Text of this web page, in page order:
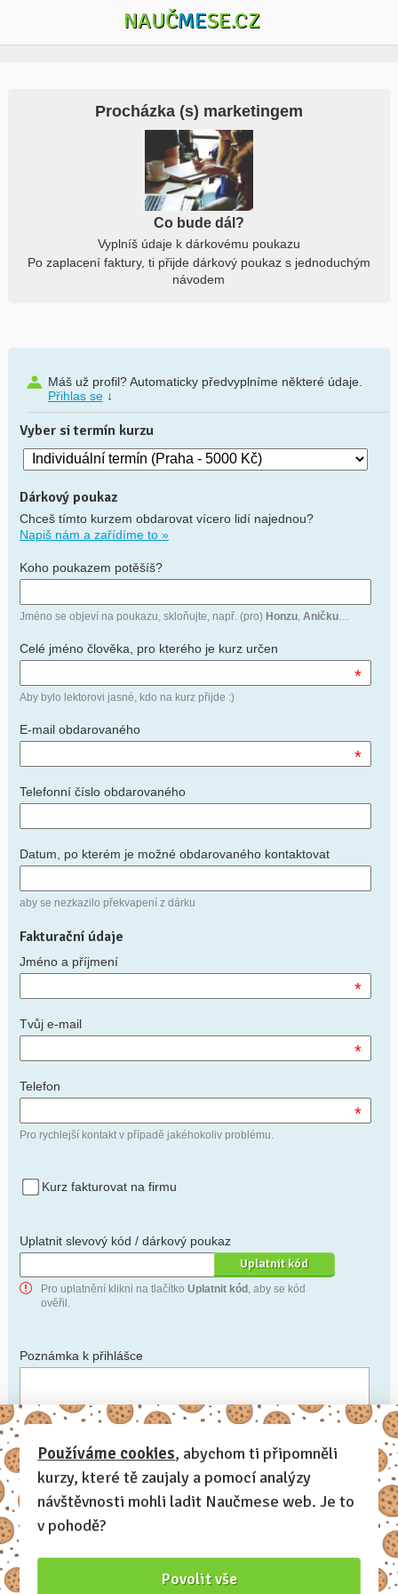
NAUČMESE.CZ
Procházka (s) marketingem
Co bude dál?
Vyplníš údaje k dárkovému poukazu
Po zaplacení faktury, ti přijde dárkový poukaz s jednoduchým
návodem
Máš už profil? Automaticky předvyplníme některé údaje.
Přihlas se↓
Vyber si termín kurzu
Dárkový poukaz
Chceš tímto kurzem obdarovat vícero lidí najednou?
Napiš nám a zařídíme to »
Koho poukazem potěšíš?
Jméno se objeví na poukazu, skloňujte, např. (pro) Honzu, Aničku…
Celé jméno člověka, pro kterého je kurz určen
*
Aby bylo lektorovi jasné, kdo na kurz přijde :)
E-mail obdarovaného
*
Telefonní číslo obdarovaného
Datum, po kterém je možné obdarovaného kontaktovat
aby se nezkazilo překvapení z dárku
Fakturační údaje
Jméno a příjmení
*
Tvůj e-mail
*
Telefon
*
Pro rychlejší kontakt v případě jakéhokoliv problému.
Kurz fakturovat na firmu
Uplatnit slevový kód / dárkový poukaz
Pro uplatnění klikni na tlačítko Uplatnit kód , aby se kód
ověřil.
Poznámka k přihlášce
Chceš-li se na cokoli zeptat, nebo ke své přihlášce poznamenat.
Anonymní profil – odesláním přihlášky se automaticky
vytvoří tvůj profil na Naučmese. Zatrhni tuto volbu a profil
bude skrytý.
Chci dostávat Naučmese newsletter
Používáme cookies, abychom ti připomněli
kurzy, které tě zaujaly a pomocí analýzy
návštěvnosti mohli ladit Naučmese web. Je to
v pohodě?
Povolit vše